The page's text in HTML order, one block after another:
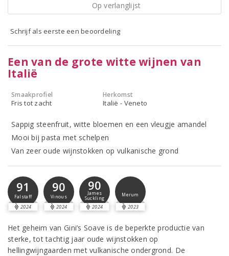
Op verlanglijst
Schrijf als eerste een beoordeling
Een van de grote witte wijnen van
Italië
Smaakprofiel
Fris tot zacht
Herkomst
Italië - Veneto
Sappig steenfruit, witte bloemen en een vleugje amandel
Mooi bij pasta met schelpen
Van zeer oude wijnstokken op vulkanische grond
91
Falstaff
2024
90
Vinous
2024
90
James
Suckling
2024
Merum
2023
Het geheim van Gini’s Soave is de beperkte productie van
sterke, tot tachtig jaar oude wijnstokken op
hellingwijngaarden met vulkanische ondergrond. De